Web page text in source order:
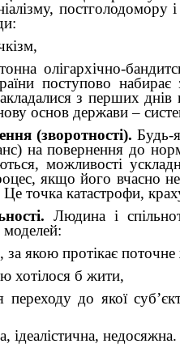
олігархічно-
поступово
з перших
основ держави –
(зворотності). Будь-
на повернення до
можливості
якщо його вчасно
точка катастрофи,
Людина і
за якою протікає
хотілося б жити,
до якої
ідеалістична, недосяжна.